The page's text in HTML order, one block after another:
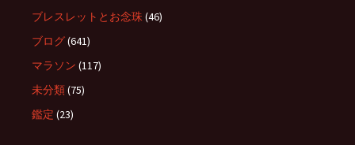
ブレスレットとお念珠(46)
ブログ(641)
マラソン (117)
未分類(75)
鑑定 (23)